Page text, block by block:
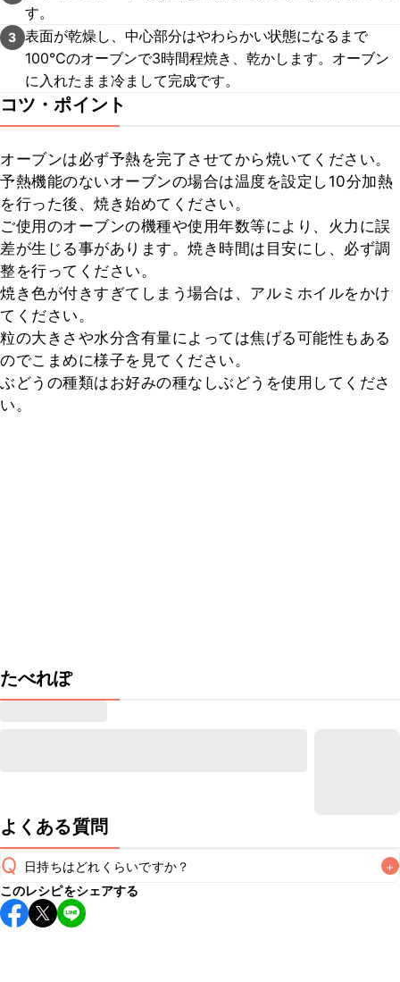
す。
3 表面が乾燥し、中心部分はやわらかい状態になるまで
100℃のオーブンで3時間程焼き、乾かします。オーブン
に入れたまま冷まして完成です。
コツ・ポイント
オーブンは必ず予熱を完了させてから焼いてください。
予熱機能のないオーブンの場合は温度を設定し10分加熱
を行った後、焼き始めてください。
ご使用のオーブンの機種や使用年数等により、火力に誤
差が生じる事があります。焼き時間は目安にし、必ず調
整を行ってください。
焼き色が付きすぎてしまう場合は、アルミホイルをかけ
てください。
粒の大きさや水分含有量によっては焦げる可能性もある
のでこまめに様子を見てください。
ぶどうの種類はお好みの種なしぶどうを使用してくださ
い。
たべれぽ
よくある質問
Q 日持ちはどれくらいですか？ +
保存期間は常温で1週間が目安です。なるべくお早めにお召し
上がりください。
このレシピをシェアする